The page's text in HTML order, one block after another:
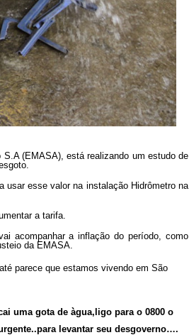
(EMASA), está realizando um estudo de
usar esse valor na instalação Hidrômetro na
a tarifa.
acompanhar a inflação do período, como
da EMASA.
parece que estamos vivendo em São
uma gota de àgua,ligo para o 0800 o
levantar seu desgoverno….